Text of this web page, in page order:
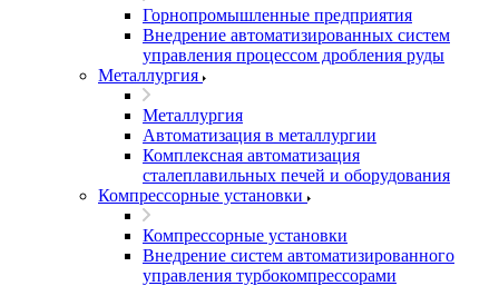
Горнопромышленные предприятия
Внедрение автоматизированных систем
управления процессом дробления руды
Металлургия
Металлургия
Автоматизация в металлургии
Комплексная автоматизация
сталеплавильных печей и оборудования
Компрессорные установки
Компрессорные установки
Внедрение систем автоматизированного
управления турбокомпрессорами